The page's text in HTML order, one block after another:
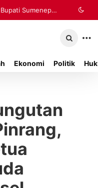
Sumenep
Korban
Ekonomi Politik